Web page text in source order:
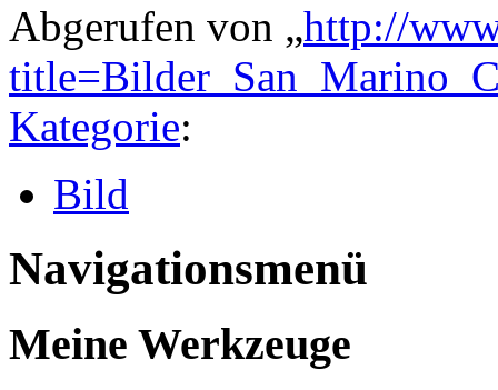
Abgerufen von „http://
Kategorie:
Bild
Navigationsmenü
Meine Werkzeuge